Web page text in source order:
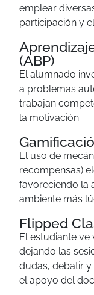
emplear
participación y
(ABP)
El alumnado
a problemas
trabajan
la motivación.
El uso de
recompensas)
favoreciendo la
ambiente más
Flipped
El estudiante
dejando las
dudas, debatir
el apoyo del